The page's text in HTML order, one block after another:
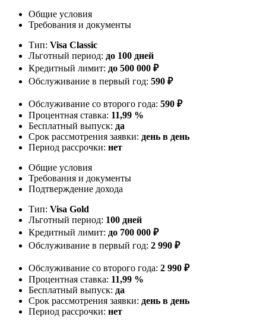
Общие условия
Требования и документы
Тип: Visa Classic
Льготный период: до 100 дней
Кредитный лимит: до 500 000 ₽
Обслуживание в первый год: 590 ₽
Обслуживание со второго года: 590 ₽
Процентная ставка: 11,99 %
Бесплатный выпуск: да
Срок рассмотрения заявки: день в день
Период рассрочки: нет
Общие условия
Требования и документы
Подтверждение дохода
Тип: Visa Gold
Льготный период: 100 дней
Кредитный лимит: до 700 000 ₽
Обслуживание в первый год: 2 990 ₽
Обслуживание со второго года: 2 990 ₽
Процентная ставка: 11,99 %
Бесплатный выпуск: да
Срок рассмотрения заявки: день в день
Период рассрочки: нет